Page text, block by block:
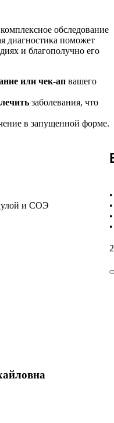
обследование
диагностика поможет
и благополучно его
или чек-ап вашего
заболевания, что
в запущенной форме.
и СОЭ